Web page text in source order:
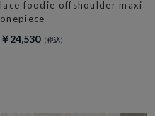
lace foodie offshoulder maxi
onepiece
￥24,530